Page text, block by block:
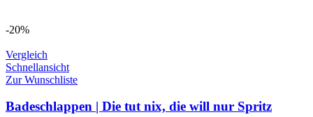
-20%
Vergleich
Schnellansicht
Zur Wunschliste
Badeschlappen | Die tut nix, die will nur Spritz